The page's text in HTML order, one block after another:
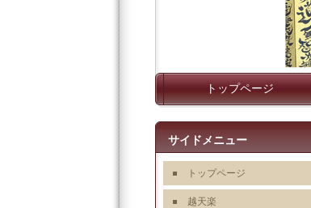
トップページ
サイドメニュー
トップページ
越天楽